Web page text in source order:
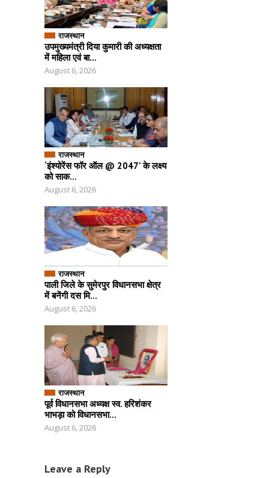
राजस्थान
उपमुख्यमंत्री दिया कुमारी की अध्यक्षता
में महिला एवं बा...
August 6, 2026
राजस्थान
‘इंश्योरेंस फॉर ऑल @ 2047’ के लक्ष्य
को साक...
August 6, 2026
राजस्थान
पाली जिले के सुमेरपुर विधानसभा क्षेत्र
में बनेंगी दस मि...
August 6, 2026
राजस्थान
पूर्व विधानसभा अध्यक्ष स्व. हरिशंकर
भाभड़ा को विधानसभा...
August 6, 2026
Leave a Reply